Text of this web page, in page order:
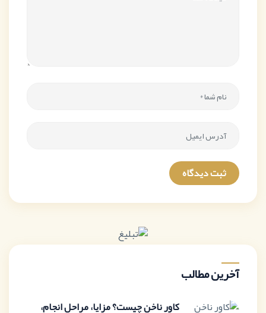
ثبت دیدگاه
آخرین مطالب
کاور ناخن چیست؟ مزایا، مراحل انجام،